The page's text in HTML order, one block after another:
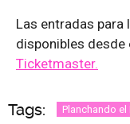
Las entradas para
disponibles
Ticketmaster.
Tags: Planchando